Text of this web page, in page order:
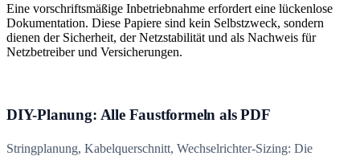
Eine vorschriftsmäßige Inbetriebnahme erfordert eine lückenlose
Dokumentation. Diese Papiere sind kein Selbstzweck, sondern
dienen der Sicherheit, der Netzstabilität und als Nachweis für
Netzbetreiber und Versicherungen.
DIY-Planung: Alle Faustformeln als PDF
Stringplanung, Kabelquerschnitt, Wechselrichter-Sizing: Die